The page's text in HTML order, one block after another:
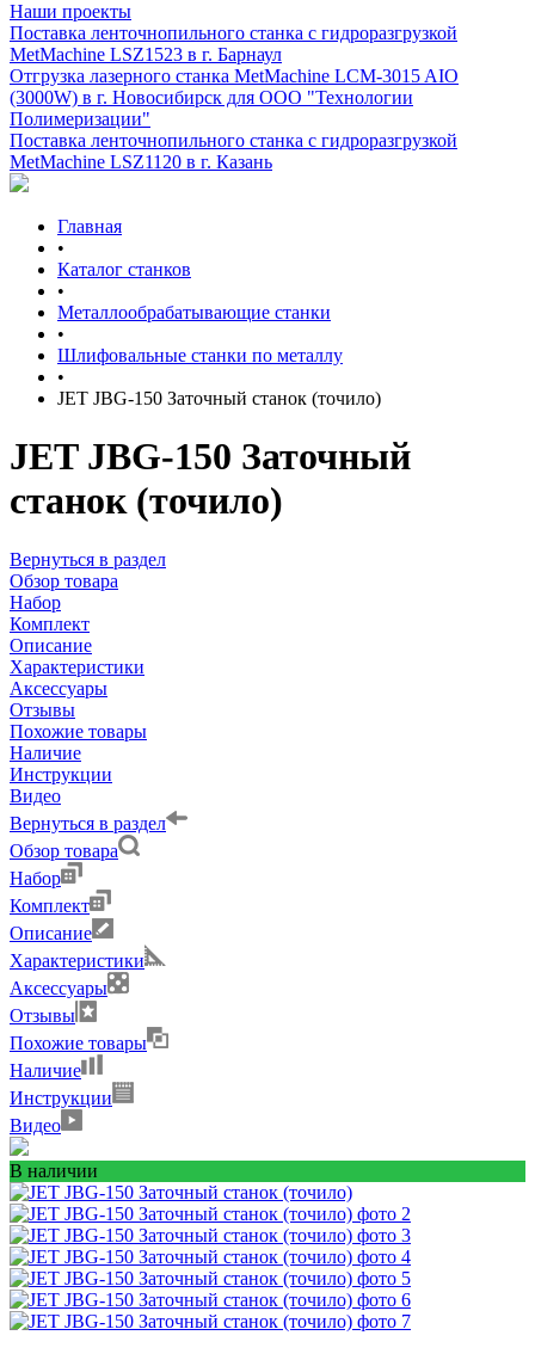
Наши проекты
Поставка ленточнопильного станка c гидроразгрузкой
MetMachine LSZ1523 в г. Барнаул
Отгрузка лазерного станка MetMachine LCM-3015 AIO
(3000W) в г. Новосибирск для ООО "Технологии
Полимеризации"
Поставка ленточнопильного станка c гидроразгрузкой
MetMachine LSZ1120 в г. Казань
Главная
•
Каталог станков
•
Металлообрабатывающие станки
•
Шлифовальные станки по металлу
•
JET JBG-150 Заточный станок (точило)
JET JBG-150 Заточный
станок (точило)
Вернуться в раздел
Обзор товара
Набор
Комплект
Описание
Характеристики
Аксессуары
Отзывы
Похожие товары
Наличие
Инструкции
Видео
Вернуться в раздел
Обзор товара
Набор
Комплект
Описание
Характеристики
Аксессуары
Отзывы
Похожие товары
Наличие
Инструкции
Видео
В наличии